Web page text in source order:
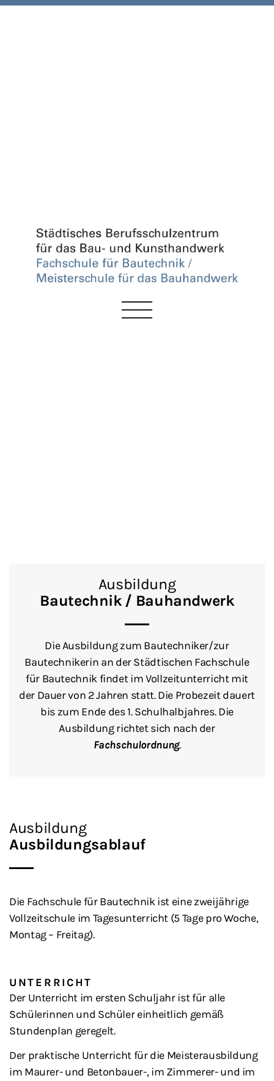
Ausbildung
Bautechnik / Bauhandwerk
Die Ausbildung zum Bautechniker/zur
Bautechnikerin an der Städtischen Fachschule
für Bautechnik findet im Vollzeitunterricht mit
der Dauer von 2 Jahren statt. Die Probezeit dauert
bis zum Ende des 1. Schulhalbjahres. Die
Ausbildung richtet sich nach der
Fachschulordnung.
Ausbildung
Ausbildungsablauf
Die Fachschule für Bautechnik ist eine zweijährige
Vollzeitschule im Tagesunterricht (5 Tage pro Woche,
Montag – Freitag).
UNTERRICHT
Der Unterricht im ersten Schuljahr ist für alle
Schülerinnen und Schüler einheitlich gemäß
Stundenplan geregelt.
Der praktische Unterricht für die Meisterausbildung
im Maurer- und Betonbauer-, im Zimmerer- und im